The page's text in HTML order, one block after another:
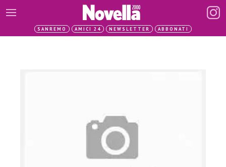
SANREMO AMICI 24 NEWSLETTER ABBONATI